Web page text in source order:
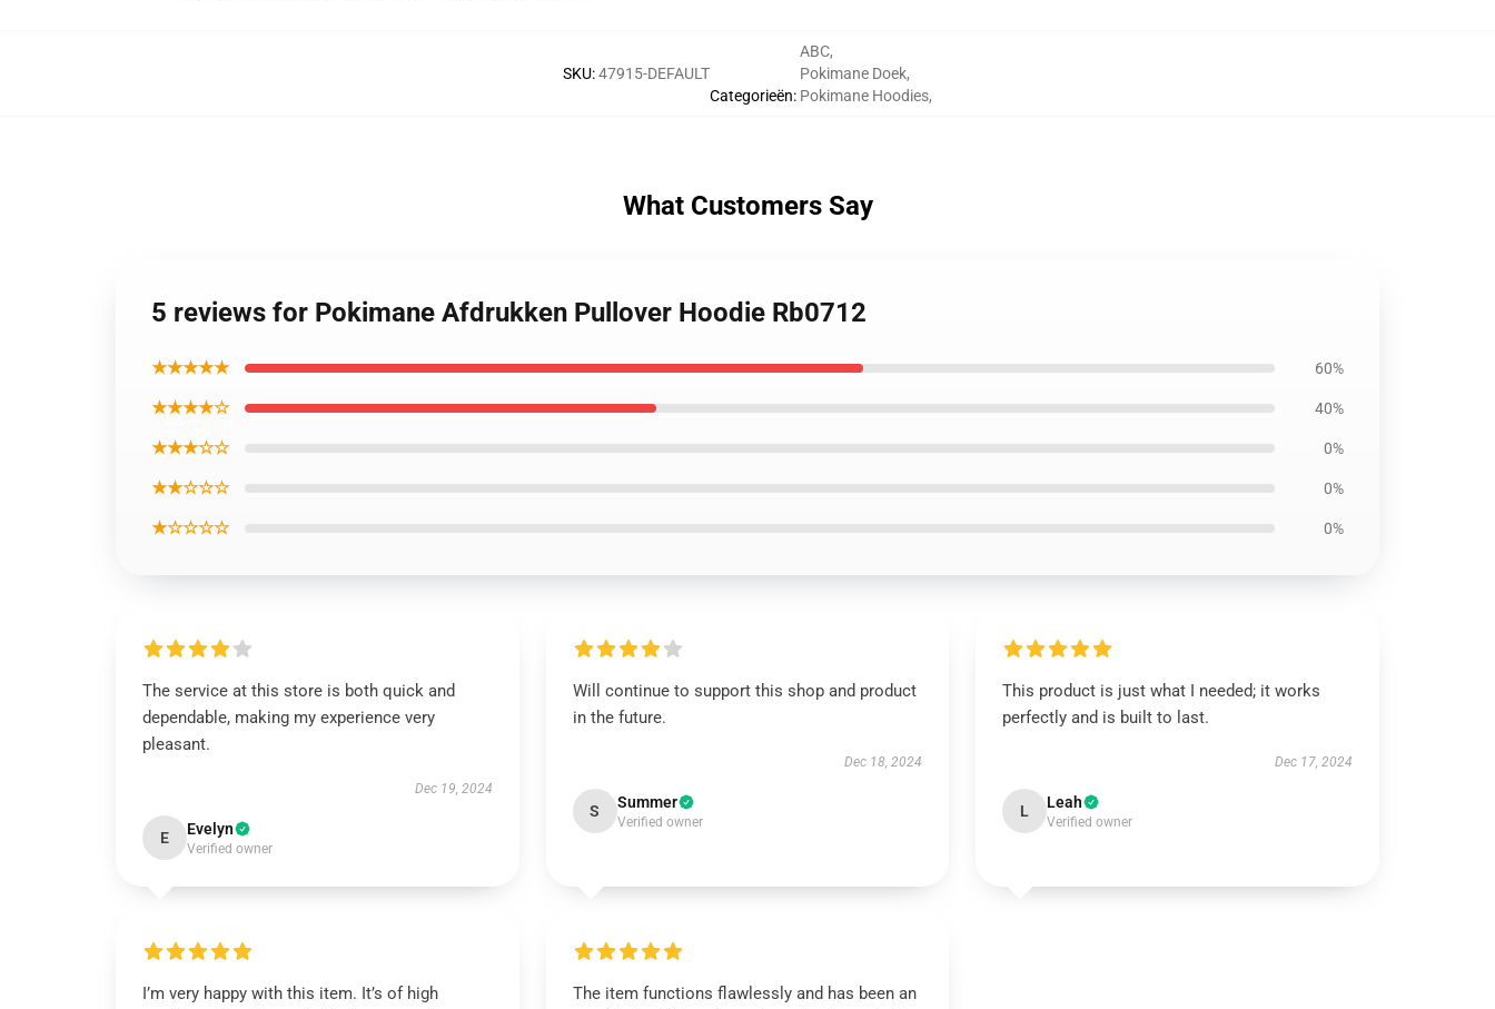
SKU:47915-DEFAULT
Categorieën:
ABC,
Pokimane Doek,
Pokimane Hoodies,
What Customers Say
5 reviews for Pokimane Afdrukken Pullover Hoodie Rb0712
★★★★★ 60%
★★★★☆ 40%
★★★☆☆ 0%
★★☆☆☆ 0%
★☆☆☆☆ 0%
The service at this store is both quick and
dependable, making my experience very
pleasant.
Dec 19, 2024
E Evelyn
Verified owner
Will continue to support this shop and product
in the future.
Dec 18, 2024
S Summer
Verified owner
This product is just what I needed; it works
perfectly and is built to last.
Dec 17, 2024
L Leah
Verified owner
I’m very happy with this item. It’s of high
The item functions flawlessly and has been an